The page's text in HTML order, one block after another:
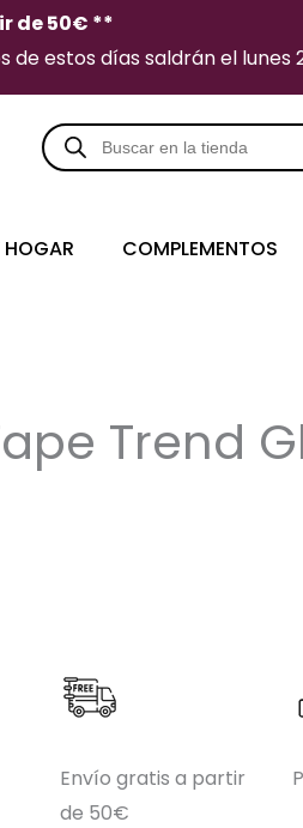
de 50€ **
estos días saldrán el lunes
Búsqueda
de
productos
COMPLEMENTOS
Trend
Envío gratis a partir
de 50€